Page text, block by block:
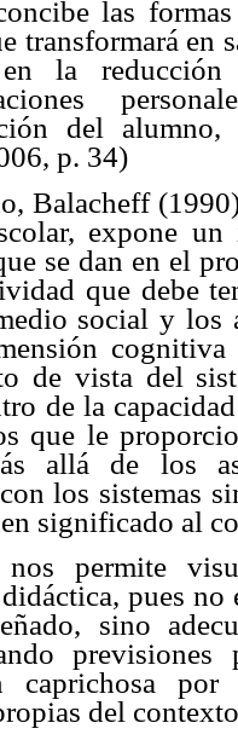
las
transformará en
en la
del
p. 34)
Balacheff
expone
se dan en el
que debe
social y los
cognitiva
de vista del
de la
que le
allá de los
los sistemas
significado al
nos permite
pues no
sino
caprichosa
del